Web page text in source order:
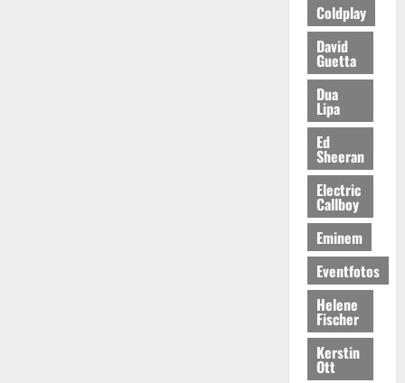
Coldplay
David
Guetta
Dua
Lipa
Ed
Sheeran
Electric
Callboy
Eminem
Eventfotos
Helene
Fischer
Kerstin
Ott